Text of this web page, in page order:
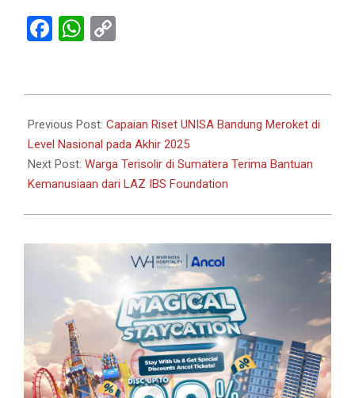
Facebook
WhatsApp
12-
25
Previous Post: Capaian Riset UNISA Bandung Meroket di
Level Nasional pada Akhir 2025
Next Post: Warga Terisolir di Sumatera Terima Bantuan
Kemanusiaan dari LAZ IBS Foundation